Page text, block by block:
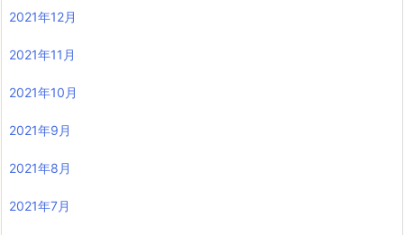
2021年12月
2021年11月
2021年10月
2021年9月
2021年8月
2021年7月